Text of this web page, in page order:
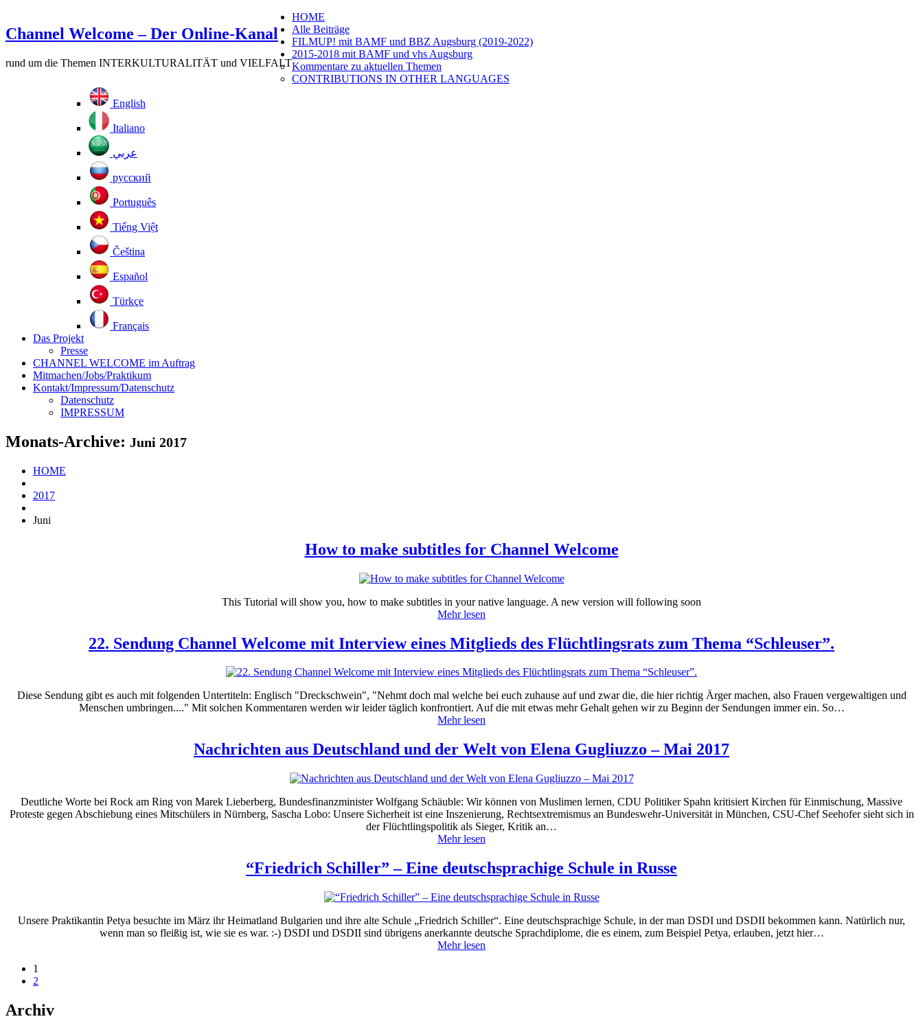
Channel Welcome – Der Online-Kanal
rund um die Themen INTERKULTURALITÄT und VIELFALT
HOME
Alle Beiträge
FILMUP! mit BAMF und BBZ Augsburg (2019-2022)
2015-2018 mit BAMF und vhs Augsburg
Kommentare zu aktuellen Themen
CONTRIBUTIONS IN OTHER LANGUAGES
English
Italiano
عربي
русский
Português
Tiếng Việt
Čeština
Español
Türkçe
Français
Das Projekt
Presse
CHANNEL WELCOME im Auftrag
Mitmachen/Jobs/Praktikum
Kontakt/Impressum/Datenschutz
Datenschutz
IMPRESSUM
Monats-Archive: Juni 2017
HOME
2017
Juni
How to make subtitles for Channel Welcome
This Tutorial will show you, how to make subtitles in your native language. A new version will following soon
Mehr lesen
22. Sendung Channel Welcome mit Interview eines Mitglieds des Flüchtlingsrats zum Thema “Schleuser”.
Diese Sendung gibt es auch mit folgenden Untertiteln: Englisch "Dreckschwein", "Nehmt doch mal welche bei euch zuhause auf und zwar die, die hier richtig Ärger machen, also Frauen vergewaltigen und
Menschen umbringen...." Mit solchen Kommentaren werden wir leider täglich konfrontiert. Auf die mit etwas mehr Gehalt gehen wir zu Beginn der Sendungen immer ein. So…
Mehr lesen
Nachrichten aus Deutschland und der Welt von Elena Gugliuzzo – Mai 2017
Deutliche Worte bei Rock am Ring von Marek Lieberberg, Bundesfinanzminister Wolfgang Schäuble: Wir können von Muslimen lernen, CDU Politiker Spahn kritisiert Kirchen für Einmischung, Massive
Proteste gegen Abschiebung eines Mitschülers in Nürnberg, Sascha Lobo: Unsere Sicherheit ist eine Inszenierung, Rechtsextremismus an Bundeswehr-Universität in München, CSU-Chef Seehofer sieht sich in
der Flüchtlingspolitik als Sieger, Kritik an…
Mehr lesen
“Friedrich Schiller” – Eine deutschsprachige Schule in Russe
Unsere Praktikantin Petya besuchte im März ihr Heimatland Bulgarien und ihre alte Schule „Friedrich Schiller“. Eine deutschsprachige Schule, in der man DSDI und DSDII bekommen kann. Natürlich nur,
wenn man so fleißig ist, wie sie es war. :-) DSDI und DSDII sind übrigens anerkannte deutsche Sprachdiplome, die es einem, zum Beispiel Petya, erlauben, jetzt hier…
Mehr lesen
1
2
Archiv